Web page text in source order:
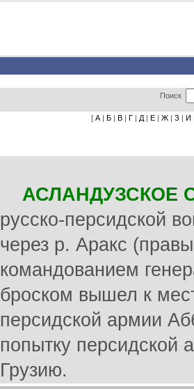
Поиск
[ А | Б | В | Г | Д | Е | Ж | З | И
АСЛАНДУЗСКОЕ
русско-персидской
через р. Аракс
командованием
броском вышел к
персидской армии
попытку персидской
Грузию.